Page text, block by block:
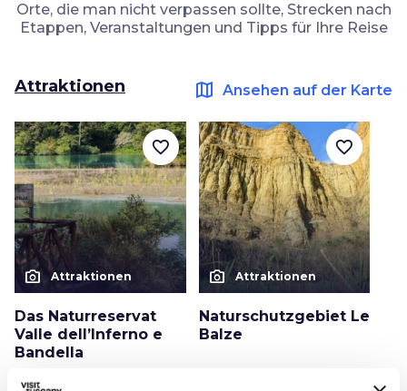
Orte, die man nicht verpassen sollte, Strecken nach
Etappen, Veranstaltungen und Tipps für Ihre Reise
Attraktionen map Ansehen auf der Karte
photo_camera Attraktionen
Das Naturreservat
Valle dell’Inferno e
Bandella
favorite_border
photo_camera Attraktionen
Naturschutzgebiet Le
Balze
favorite_border